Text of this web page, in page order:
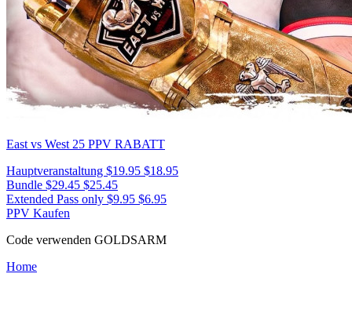
East vs West 25 PPV RABATT
Hauptveranstaltung $19.95 $18.95
Bundle $29.45 $25.45
Extended Pass only $9.95 $6.95
PPV Kaufen
Code verwenden GOLDSARM
Home